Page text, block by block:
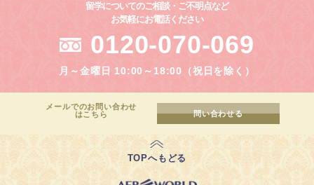
留学についてのご相談・ご不明点など
お気軽にお電話ください
0120-070-069
月～金曜日 10:00～18:00（祝日を除く）
メールでのお問い合わせ
はこちら
問い合わせる
TOPへもどる